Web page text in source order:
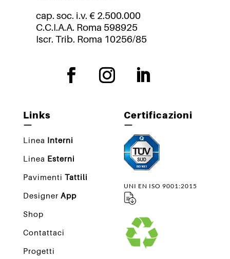
cap. soc. i.v. € 2.500.000
C.C.I.A.A. Roma 598925
Iscr. Trib. Roma 10256/85
Links
—
Linea Interni
Linea Esterni
Pavimenti Tattili
Designer App
Shop
Contattaci
Progetti
Certificazioni
—
UNI EN ISO 9001:2015